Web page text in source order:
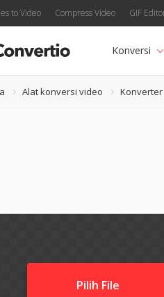
to Video Compress Video GIF
Konversi
Alat konversi video Konverter
Pilih File